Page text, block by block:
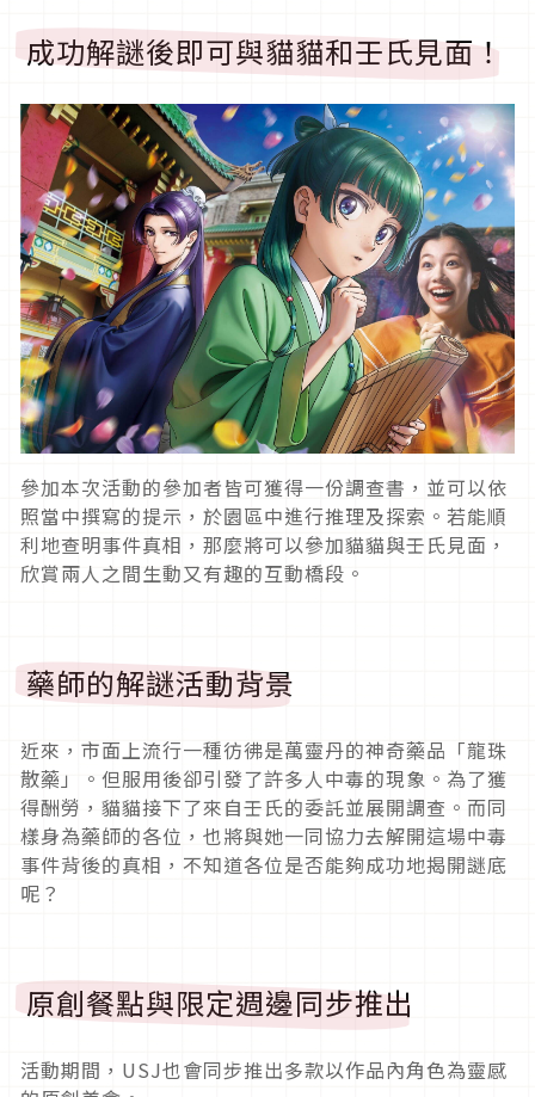
成功解謎後即可與貓貓和壬氏見面！
參加本次活動的參加者皆可獲得一份調查書，並可以依
照當中撰寫的提示，於園區中進行推理及探索。若能順
利地查明事件真相，那麼將可以參加貓貓與壬氏見面，
欣賞兩人之間生動又有趣的互動橋段。
藥師的解謎活動背景
近來，市面上流行一種彷彿是萬靈丹的神奇藥品「龍珠
散藥」。但服用後卻引發了許多人中毒的現象。為了獲
得酬勞，貓貓接下了來自壬氏的委託並展開調查。而同
樣身為藥師的各位，也將與她一同協力去解開這場中毒
事件背後的真相，不知道各位是否能夠成功地揭開謎底
呢？
原創餐點與限定週邊同步推出
活動期間，USJ也會同步推出多款以作品內角色為靈感